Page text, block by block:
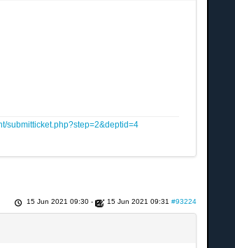
submitticket.php?step=2&deptid=4
15 Jun 2021 09:30 - 15 Jun 2021 09:31 #93224